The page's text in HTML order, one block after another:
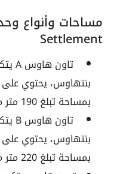
Settlement
بمساحة تبلغ 190 متر مربع.
بمساحة تبلغ 220 متر مربع.